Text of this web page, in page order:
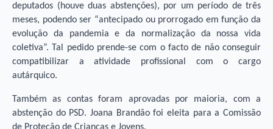
deputados (houve duas abstenções), por um período de três
meses, podendo ser “antecipado ou prorrogado em função da
evolução da pandemia e da normalização da nossa vida
coletiva”. Tal pedido prende-se com o facto de não conseguir
compatibilizar a atividade profissional com o cargo
autárquico.
Também as contas foram aprovadas por maioria, com a
abstenção do PSD. Joana Brandão foi eleita para a Comissão
de Proteção de Crianças e Jovens.